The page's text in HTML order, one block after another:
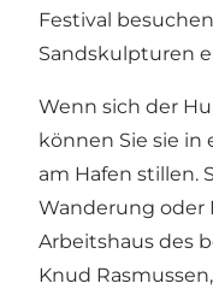
Festival
Sandskulpturen
Wenn sich der
können Sie sie in
am Hafen stillen.
Wanderung oder
Arbeitshaus des
Knud Rasmussen,